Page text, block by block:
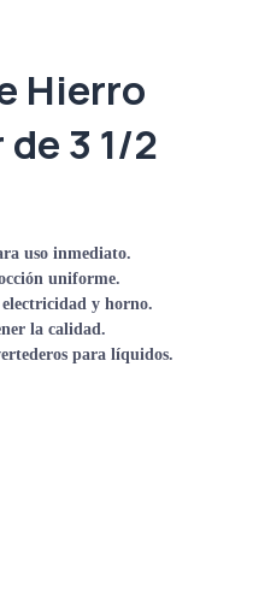
Hierro
3 1/2
uso inmediato.
uniforme.
y horno.
la calidad.
para líquidos.